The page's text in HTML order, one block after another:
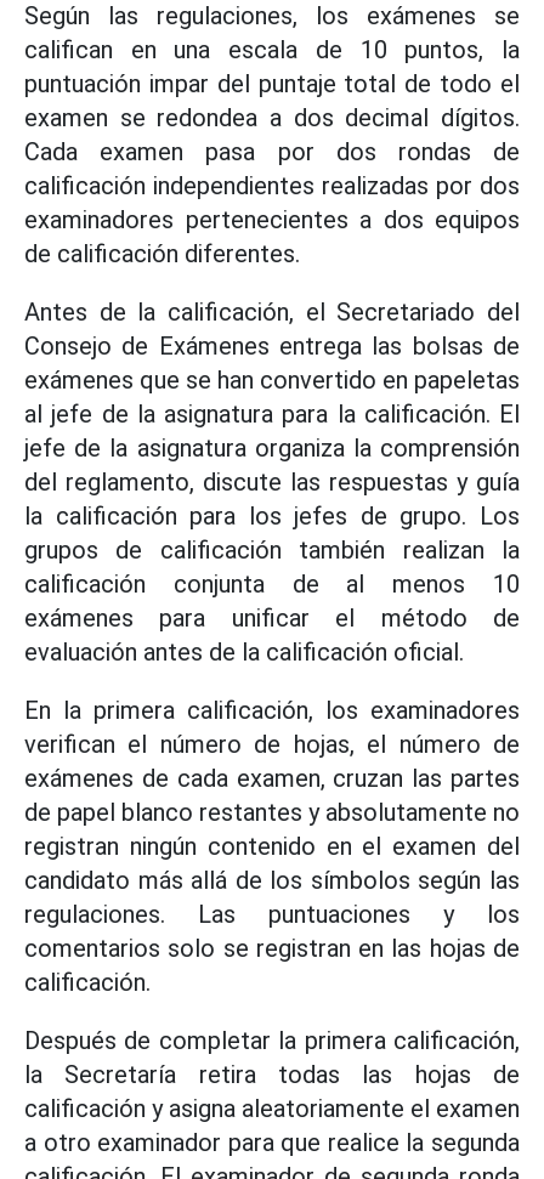
Según las regulaciones, los exámenes se
califican en una escala de 10 puntos, la
puntuación impar del puntaje total de todo el
examen se redondea a dos decimal dígitos.
Cada examen pasa por dos rondas de
calificación independientes realizadas por dos
examinadores pertenecientes a dos equipos
de calificación diferentes.
Antes de la calificación, el Secretariado del
Consejo de Exámenes entrega las bolsas de
exámenes que se han convertido en papeletas
al jefe de la asignatura para la calificación. El
jefe de la asignatura organiza la comprensión
del reglamento, discute las respuestas y guía
la calificación para los jefes de grupo. Los
grupos de calificación también realizan la
calificación conjunta de al menos 10
exámenes para unificar el método de
evaluación antes de la calificación oficial.
En la primera calificación, los examinadores
verifican el número de hojas, el número de
exámenes de cada examen, cruzan las partes
de papel blanco restantes y absolutamente no
registran ningún contenido en el examen del
candidato más allá de los símbolos según las
regulaciones. Las puntuaciones y los
comentarios solo se registran en las hojas de
calificación.
Después de completar la primera calificación,
la Secretaría retira todas las hojas de
calificación y asigna aleatoriamente el examen
a otro examinador para que realice la segunda